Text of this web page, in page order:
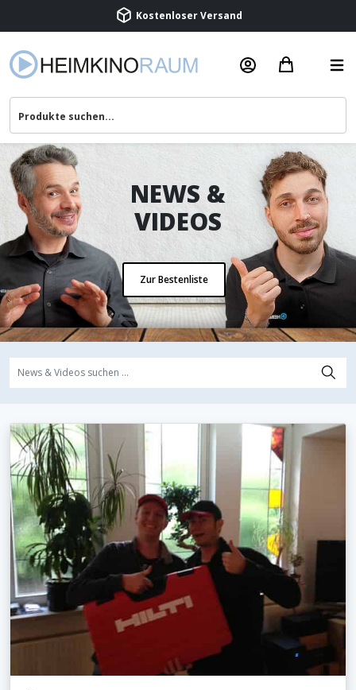
Beratung & Service
NEWS &
VIDEOS
Zur Bestenliste
Heimkinoraum Stuttgart - Der Ausbau geht voran